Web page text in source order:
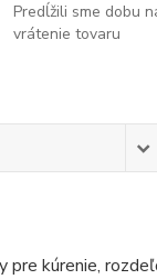
Predĺžili sme dobu
vrátenie tovaru
kúrenie,